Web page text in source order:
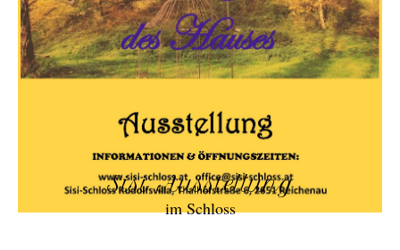
Sisi Ausstellung
im Schloss